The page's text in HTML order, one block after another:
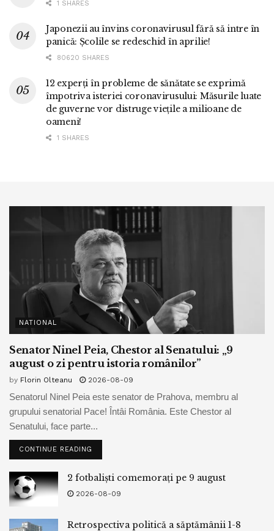
1 SHARES
Japonezii au învins coronavirusul fără să intre în
panică: Școlile se redeschid în aprilie!
80620 SHARES
12 experți în probleme de sănătate se exprimă
împotriva isteriei coronavirusului: Măsurile luate
de guverne vor distruge viețile a milioane de
oameni!
1 SHARES
NATIONAL
Senator Ninel Peia, Chestor al Senatului: „9
august o zi pentru istoria românilor”
by Florin Olteanu 2026-08-09
Senatorul Ninel Peia este senator de Prahova, membru al
grupului senatorial Pace! Întâi România. Este Chestor al
Senatului, face parte...
CONTINUE READING
2 fotbaliști comemorați pe 9 august
2026-08-09
Retrospectiva politică a săptămânii 1-8